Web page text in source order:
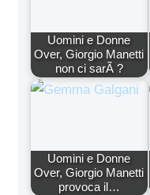
Uomini e Donne
Over, Giorgio Manetti
non ci sarÃ ?
Uomini e Donne
Over, Giorgio Manetti
provoca il…